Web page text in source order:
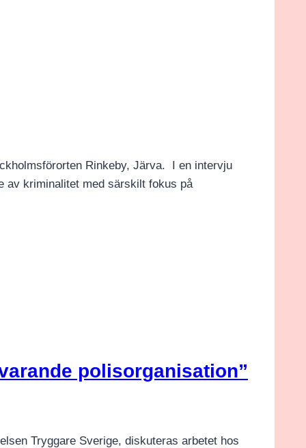
Rinkeby, Järva. I en intervju
av kriminalitet med särskilt fokus på
polisorganisation”
Tryggare Sverige, diskuteras arbetet hos